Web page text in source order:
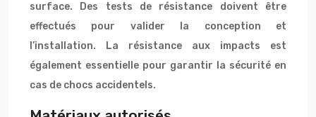
surface. Des tests de résistance doivent être
effectués pour valider la conception et
l’installation. La résistance aux impacts est
également essentielle pour garantir la sécurité en
cas de chocs accidentels.